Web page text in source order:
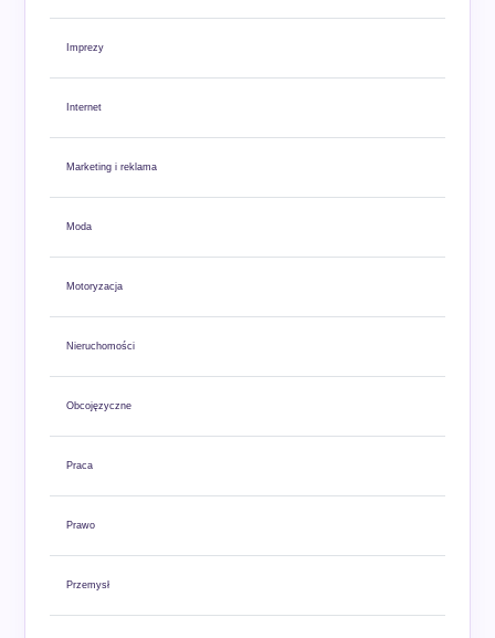
Imprezy
Internet
Marketing i reklama
Moda
Motoryzacja
Nieruchomości
Obcojęzyczne
Praca
Prawo
Przemysł